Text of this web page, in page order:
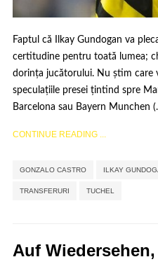
Faptul că Ilkay Gundogan va
certitudine pentru toată lumea;
dorința jucătorului. Nu știm care
speculațiile presei țintind spre
Barcelona sau Bayern Munchen
CONTINUE READING ...
GONZALO CASTRO ILKAY
TRANSFERURI TUCHEL
Auf